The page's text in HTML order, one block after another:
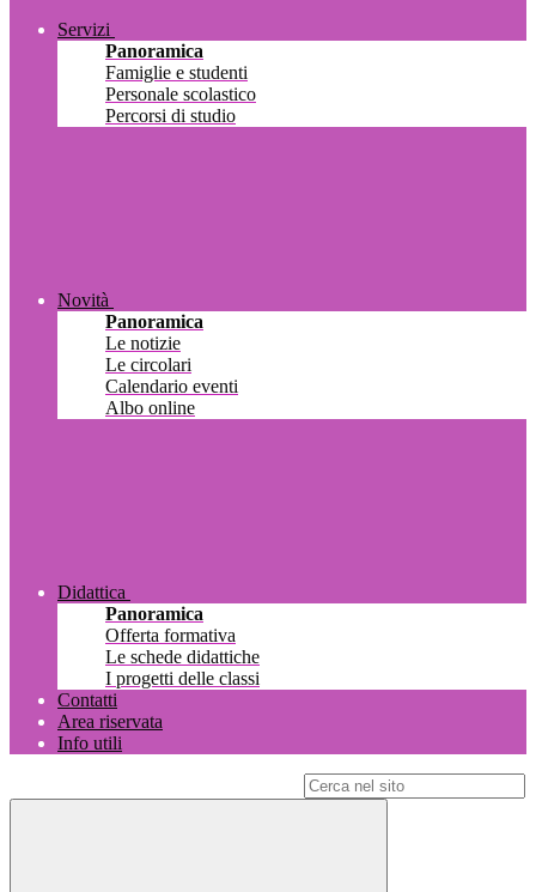
Servizi
Panoramica
Famiglie e studenti
Personale scolastico
Percorsi di studio
Novità
Panoramica
Le notizie
Le circolari
Calendario eventi
Albo online
Didattica
Panoramica
Offerta formativa
Le schede didattiche
I progetti delle classi
Contatti
Area riservata
Info utili